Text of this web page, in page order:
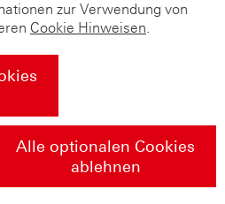
zur Verwendung von
Cookie Hinweisen.
Alle optionalen Cookies
ablehnen